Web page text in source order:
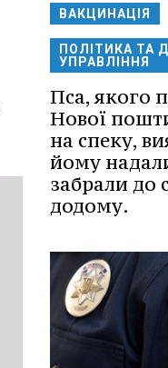
ВАКЦИНАЦІЯ
ПОЛІТИКА ТА
УПРАВЛІННЯ
Пса, якого
Нової
на спеку,
йому
забрали до
додому.